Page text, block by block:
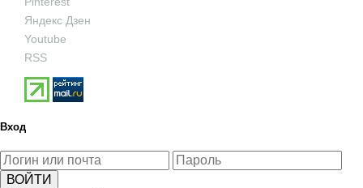
Яндекс Дзен
Youtube
RSS
Вход